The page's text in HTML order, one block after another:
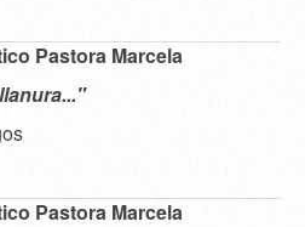
Pastora Marcela
Pastora Marcela